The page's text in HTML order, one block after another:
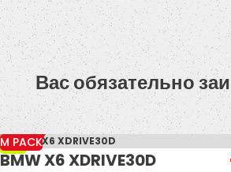
Вас обязательно
-4%
M PACK
BMW X6 XDRIVE30D